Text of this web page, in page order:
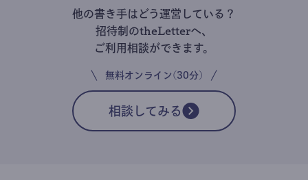
他の書き手はどう運営している？
招待制のtheLetterへ、
ご利用相談ができます。
無料オンライン(30分)
相談してみる